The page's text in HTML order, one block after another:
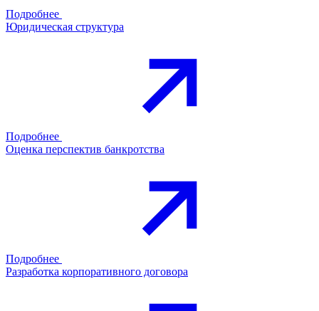
Подробнее
Юридическая структура
Подробнее
Оценка перспектив банкротства
Подробнее
Разработка корпоративного договора